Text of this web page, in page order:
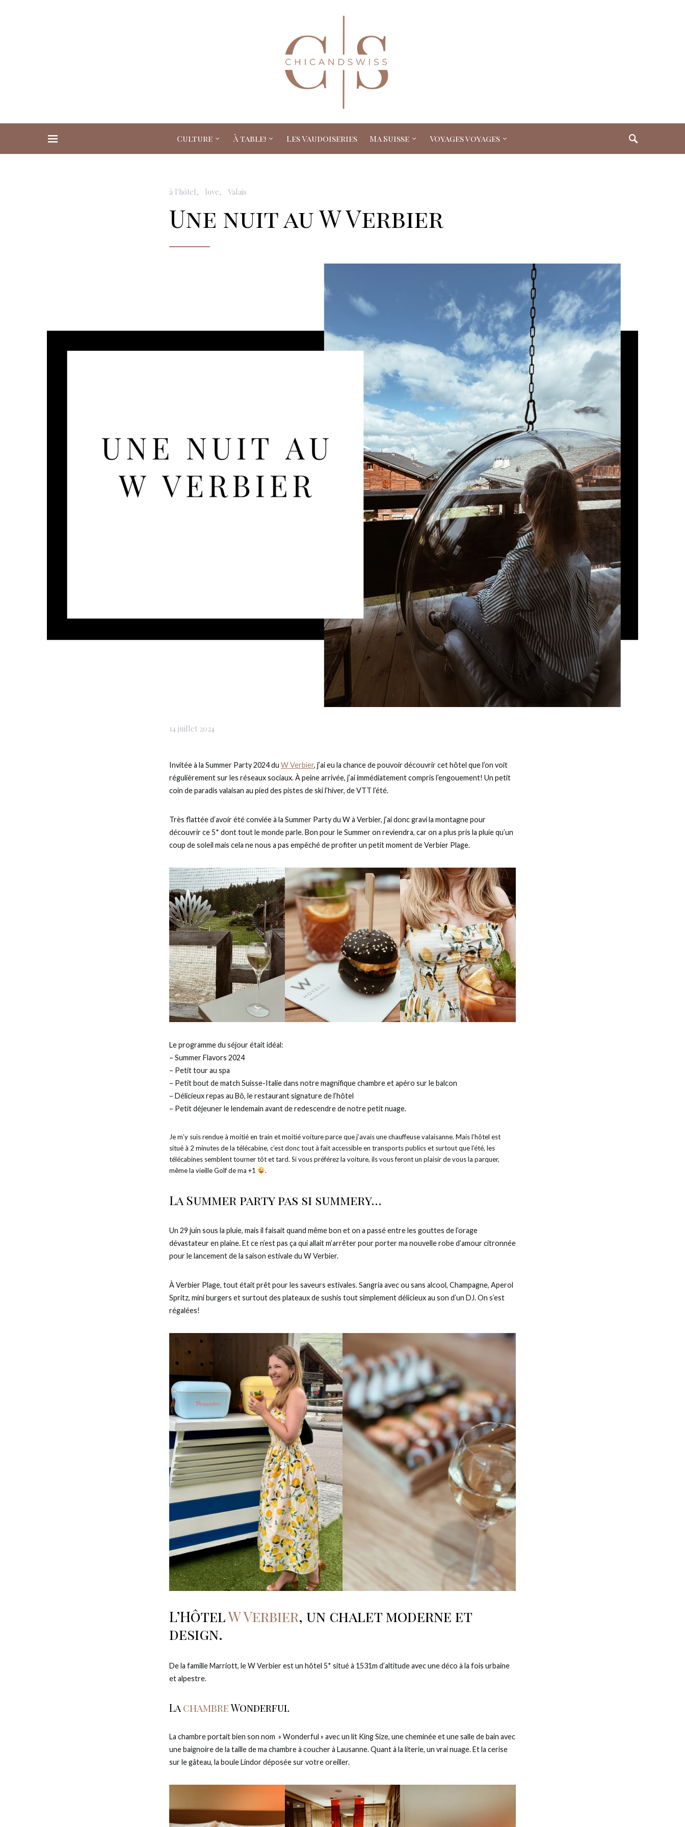
Culture À table! Les Vaudoiseries Ma Suisse Voyages voyages
Search for:
à l'hôtel love Valais
Une nuit au W Verbier
14 juillet 2024
Invitée à la Summer Party 2024 du W Verbier, j’ai eu la chance de pouvoir découvrir cet hôtel que l’on voit
régulièrement sur les réseaux sociaux. À peine arrivée, j’ai immédiatement compris l’engouement! Un petit
coin de paradis valaisan au pied des pistes de ski l’hiver, de VTT l’été.
Très flattée d’avoir été conviée à la Summer Party du W à Verbier, j’ai donc gravi la montagne pour
découvrir ce 5* dont tout le monde parle. Bon pour le Summer on reviendra, car on a plus pris la pluie qu’un
coup de soleil mais cela ne nous a pas empêché de profiter un petit moment de Verbier Plage.
Le programme du séjour était idéal:
– Summer Flavors 2024
– Petit tour au spa
– Petit bout de match Suisse-Italie dans notre magnifique chambre et apéro sur le balcon
– Délicieux repas au Bô, le restaurant signature de l’hôtel
– Petit déjeuner le lendemain avant de redescendre de notre petit nuage.
Je m’y suis rendue à moitié en train et moitié voiture parce que j’avais une chauffeuse valaisanne. Mais l’hôtel est
situé à 2 minutes de la télécabine, c’est donc tout à fait accessible en transports publics et surtout que l’été, les
télécabines semblent tourner tôt et tard. Si vous préférez la voiture, ils vous feront un plaisir de vous la parquer,
même la vieille Golf de ma +1
.
La Summer party pas si summery…
Un 29 juin sous la pluie, mais il faisait quand même bon et on a passé entre les gouttes de l’orage
dévastateur en plaine. Et ce n’est pas ça qui allait m’arrêter pour porter ma nouvelle robe d’amour citronnée
pour le lancement de la saison estivale du W Verbier.
À Verbier Plage, tout était prêt pour les saveurs estivales. Sangria avec ou sans alcool, Champagne, Aperol
Spritz, mini burgers et surtout des plateaux de sushis tout simplement délicieux au son d’un DJ. On s’est
régalées!
L’HôtelW Verbier, un chalet moderne et
design.
De la famille Marriott, le W Verbier est un hôtel 5* situé à 1531m d’altitude avec une déco à la fois urbaine
et alpestre.
La chambreWonderful
La chambre portait bien son nom » Wonderful » avec un lit King Size, une cheminée et une salle de bain avec
une baignoire de la taille de ma chambre à coucher à Lausanne. Quant à la literie, un vrai nuage. Et la cerise
sur le gâteau, la boule Lindor déposée sur votre oreiller.